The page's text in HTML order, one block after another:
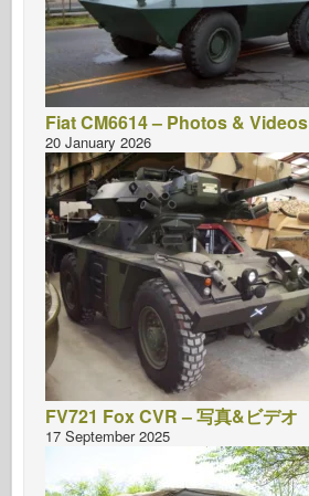
Fiat CM6614 – Photos & Videos
20 January 2026
FV721 Fox CVR – 写真&ビデオ
17 September 2025